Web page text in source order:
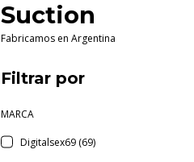
Suction
Fabricamos en Argentina
Filtrar por
MARCA
Digitalsex69 (69)